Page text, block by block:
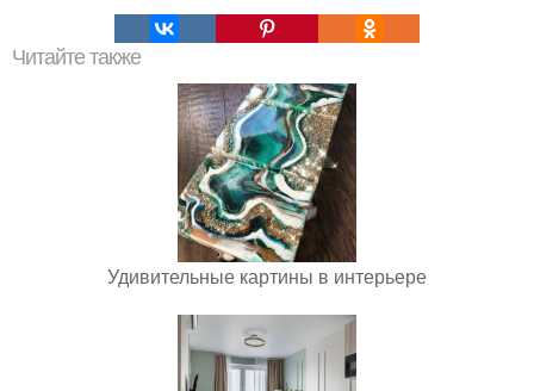
Читайте также
Удивительные картины в интерьере